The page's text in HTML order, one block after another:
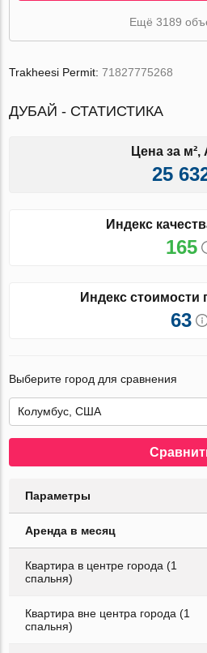
Ещё 3189
Trakheesi Permit:71827775268
ДУБАЙ - СТАТИСТИКА
Цена за м²,
25
Индекс
165
Индекс стоимости
63
Выберите город для сравнения
Параметры
Аренда в месяц
Квартира в центре города (1
спальня)
Квартира вне центра города (1
спальня)